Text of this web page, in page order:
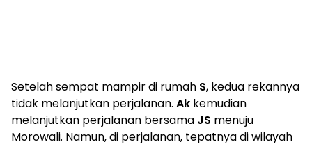
Setelah sempat mampir di rumah S, kedua rekannya
tidak melanjutkan perjalanan. Ak kemudian
melanjutkan perjalanan bersama JS menuju
Morowali. Namun, di perjalanan, tepatnya di wilayah